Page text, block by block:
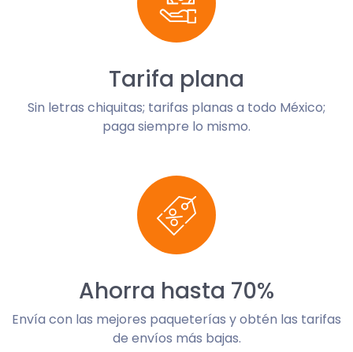
Tarifa plana
Sin letras chiquitas; tarifas planas a todo México;
paga siempre lo mismo.
Ahorra hasta 70%
Envía con las mejores paqueterías y obtén las tarifas
de envíos más bajas.